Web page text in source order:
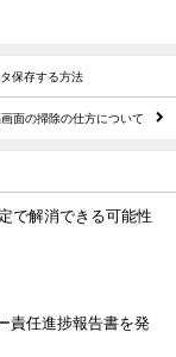
保存する方法
面の掃除の仕方について
で解消できる可能性
責任進捗報告書を発